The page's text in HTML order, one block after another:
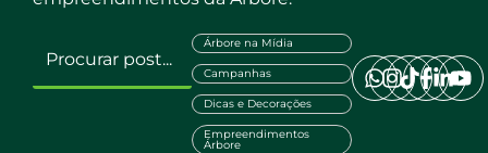
Árbore na Mídia
Campanhas
Dicas e Decorações
Empreendimentos
Árbore